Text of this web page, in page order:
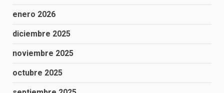
enero 2026
diciembre 2025
noviembre 2025
octubre 2025